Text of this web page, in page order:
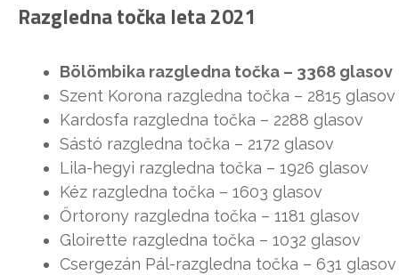
Razgledna točka leta 2021
Bölömbika razgledna točka – 3368 glasov
Szent Korona razgledna točka – 2815 glasov
Kardosfa razgledna točka – 2288 glasov
Sástó razgledna točka – 2172 glasov
Lila-hegyi razgledna točka – 1926 glasov
Kéz razgledna točka – 1603 glasov
Őrtorony razgledna točka – 1181 glasov
Gloirette razgledna točka – 1032 glasov
Csergezán Pál-razgledna točka – 631 glasov